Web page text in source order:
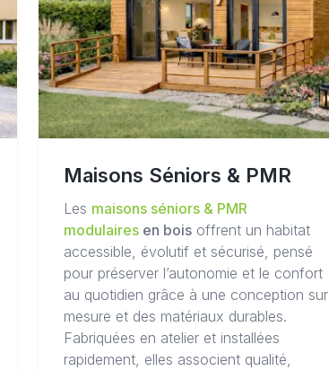
Maisons Séniors & PMR
Les maisons séniors & PMR
modulaires en bois offrent un habitat
accessible, évolutif et sécurisé, pensé
pour préserver l’autonomie et le confort
au quotidien grâce à une conception sur
mesure et des matériaux durables.
Fabriquées en atelier et installées
rapidement, elles associent qualité,